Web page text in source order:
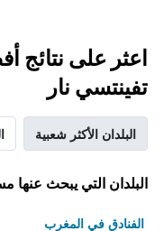
اعثر على نتائج
تفينتسي نار
البلدان الأكثر شعبية
البلدان التي يبحث عنها
الفنادق في المغرب